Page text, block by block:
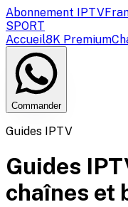
Abonnement IPTV
SPORT
Accueil8K Premium
Commander
Guides IPTV
Guides
chaînes et